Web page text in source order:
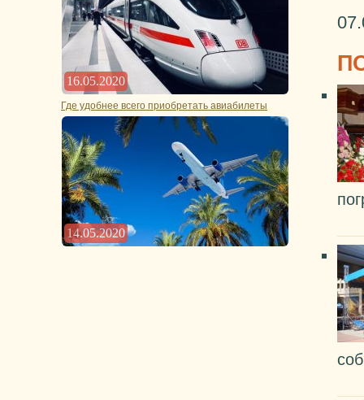
16.05.2020
Где удобнее всего приобретать авиабилеты
14.05.2020